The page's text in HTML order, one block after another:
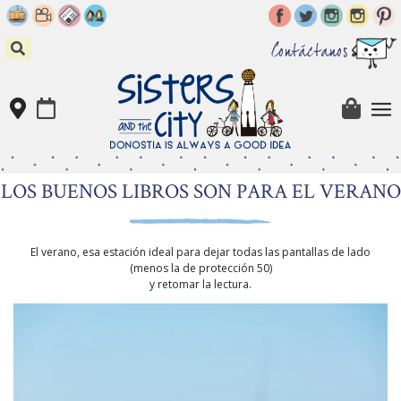
Skip
to
content
Contáctanos
LOS BUENOS LIBROS SON PARA EL VERANO
El verano, esa estación ideal para dejar todas las pantallas de lado
(menos la de protección 50)
y retomar la lectura.